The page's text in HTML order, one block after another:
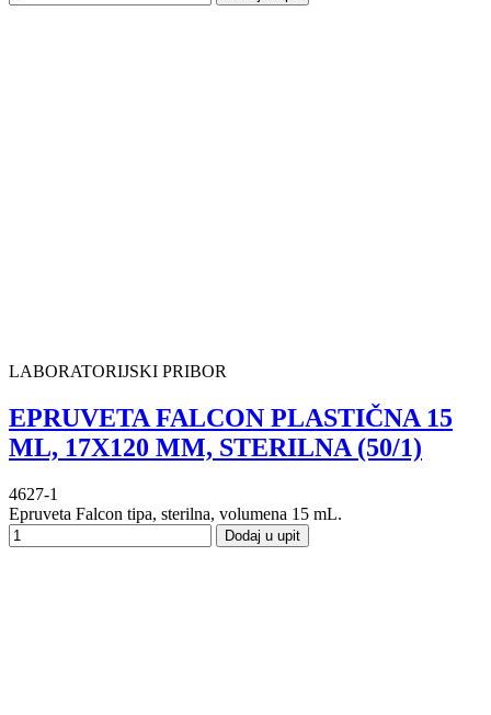
LABORATORIJSKI PRIBOR
EPRUVETA FALCON PLASTIČNA 15
ML, 17X120 MM, STERILNA (50/1)
4627-1
Epruveta Falcon tipa, sterilna, volumena 15 mL.
Dodaj u upit